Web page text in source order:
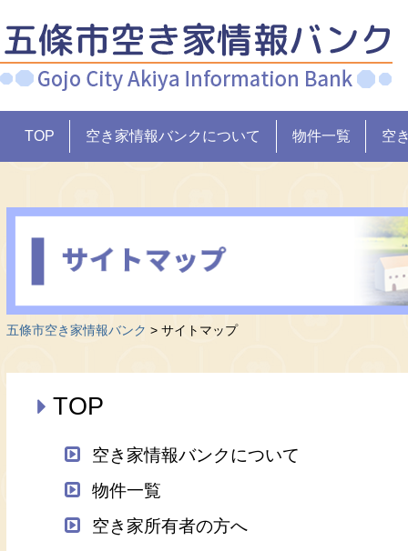
TOP 空き家情報バンクについて 物件一覧 空
五條市空き家情報バンク > サイトマップ
TOP
空き家情報バンクについて
物件一覧
空き家所有者の方へ